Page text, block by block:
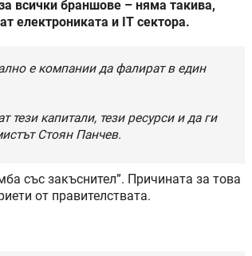
всички браншове – няма такива,
електрониката и IT сектора.
е компании да фалират в един
тези капитали, тези ресурси и да ги
Стоян Панчев.
със закъснител”. Причината за това
от правителствата.